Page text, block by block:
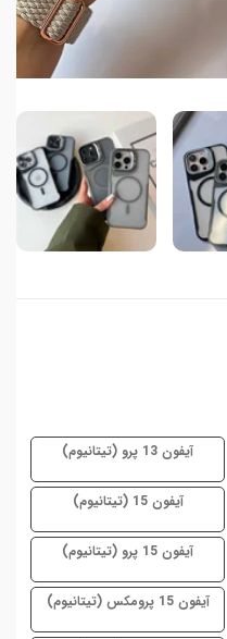
آیفون 13 پرو (تیتانیوم)
آیفون 15 (تیتانیوم)
آیفون 15 پرو (تیتانیوم)
آیفون 15 پرومکس (تیتانیوم)